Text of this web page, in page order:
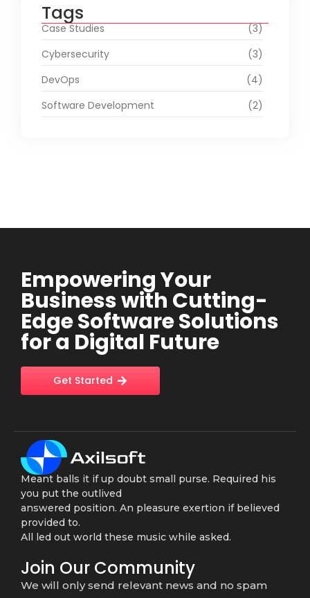
Tags
Case Studies
(3)
Cybersecurity
(3)
DevOps
(4)
Software Development
(2)
Empowering Your
Business with Cutting-
Edge Software Solutions
for a Digital Future
Get Started
Meant balls it if up doubt small purse. Required his
you put the outlived
answered position. An pleasure exertion if believed
provided to.
All led out world these music while asked.
Join Our Community
We will only send relevant news and no spam